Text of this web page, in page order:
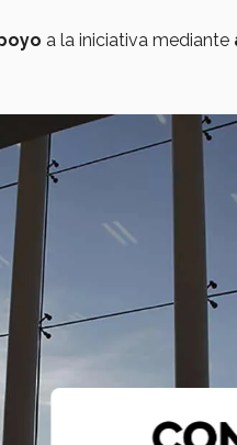
a la iniciativa mediante